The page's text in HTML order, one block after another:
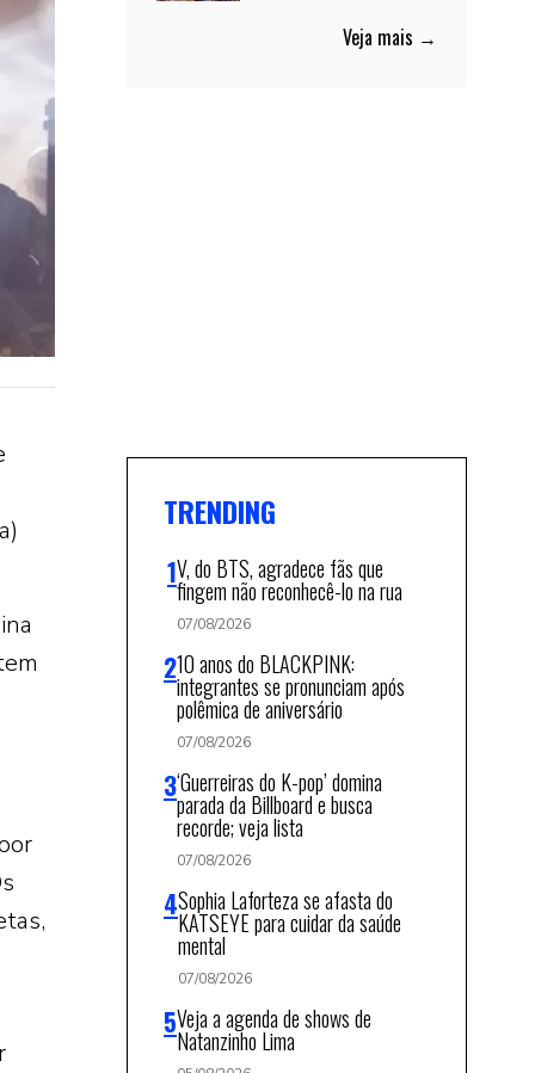
Veja mais →
TRENDING
V, do BTS, agradece fãs que
fingem não reconhecê-lo na rua
07/08/2026
10 anos do BLACKPINK:
integrantes se pronunciam após
polêmica de aniversário
07/08/2026
‘Guerreiras do K-pop’ domina
parada da Billboard e busca
recorde; veja lista
07/08/2026
Sophia Laforteza se afasta do
KATSEYE para cuidar da saúde
mental
07/08/2026
Veja a agenda de shows de
Natanzinho Lima